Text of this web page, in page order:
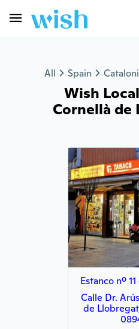
All Spain
Wish
Cornellà de
Estanco nº
Calle Dr.
de